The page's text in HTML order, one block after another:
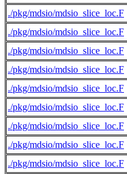
./pkg/mdsio/mdsio_slice_loc.F
./pkg/mdsio/mdsio_slice_loc.F
./pkg/mdsio/mdsio_slice_loc.F
./pkg/mdsio/mdsio_slice_loc.F
./pkg/mdsio/mdsio_slice_loc.F
./pkg/mdsio/mdsio_slice_loc.F
./pkg/mdsio/mdsio_slice_loc.F
./pkg/mdsio/mdsio_slice_loc.F
./pkg/mdsio/mdsio_slice_loc.F